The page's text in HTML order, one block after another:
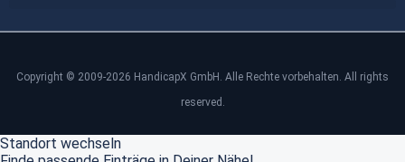
Copyright © 2009-2026 HandicapX GmbH. Alle Rechte vorbehalten. All rights
reserved.
Standort wechseln